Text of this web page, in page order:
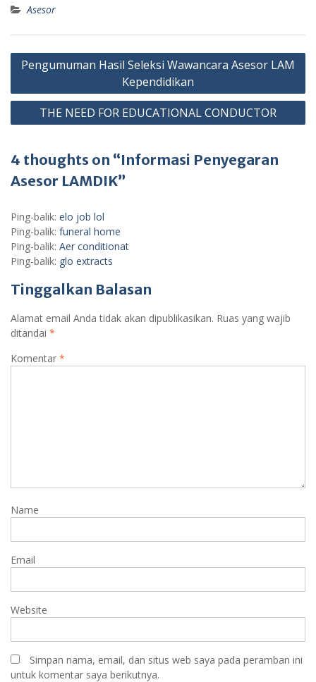
Asesor
Navigasi
Pengumuman Hasil Seleksi Wawancara Asesor LAM
Kependidikan
THE NEED FOR EDUCATIONAL CONDUCTOR
4 thoughts on “Informasi Penyegaran
Asesor LAMDIK”
Ping-balik: elo job lol
Ping-balik: funeral home
Ping-balik: Aer conditionat
Ping-balik: glo extracts
Tinggalkan Balasan
Alamat email Anda tidak akan dipublikasikan. Ruas yang wajib
ditandai *
Komentar *
Name
Email
Website
Simpan nama, email, dan situs web saya pada peramban ini
untuk komentar saya berikutnya.